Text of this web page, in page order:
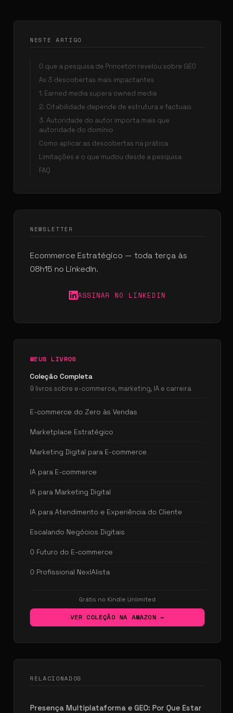
NESTE ARTIGO
O que a pesquisa de Princeton revelou sobre GEO
As 3 descobertas mais impactantes
1. Earned media supera owned media
2. Citabilidade depende de estrutura e factuais
3. Autoridade do autor importa mais que
autoridade do domínio
Como aplicar as descobertas na prática
Limitações e o que mudou desde a pesquisa
FAQ
NEWSLETTER
Ecommerce Estratégico — toda terça às
08h15 no LinkedIn.
ASSINAR NO LINKEDIN
MEUS LIVROS
Coleção Completa
9 livros sobre e-commerce, marketing, IA e carreira
E-commerce do Zero às Vendas
Marketplace Estratégico
Marketing Digital para E-commerce
IA para E-commerce
IA para Marketing Digital
IA para Atendimento e Experiência do Cliente
Escalando Negócios Digitais
O Futuro do E-commerce
O Profissional NexIAlista
Grátis no Kindle Unlimited
VER COLEÇÃO NA AMAZON →
RELACIONADOS
Presença Multiplataforma e GEO: Por Que Estar